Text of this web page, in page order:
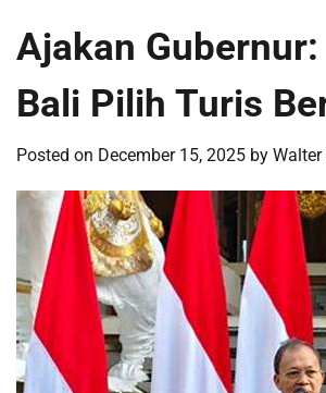
Ajakan
Bali Pilih Turis
Posted on December 15, 2025 by Walter